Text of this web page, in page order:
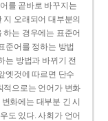
를 곧바로 바꾸지는
오래되어 대부분의
하는 경우에는 표준어
준어를 정하는 방법
는 방법과 바뀌기 전
엣것에 따르면 단수
적으로는 언어가 변화
화에는 대부분 긴 시
도 있다. 사회가 언어